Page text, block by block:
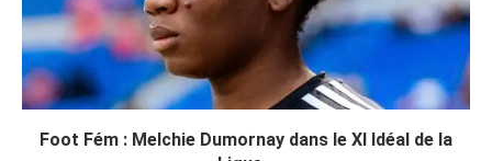
Foot Fém : Melchie Dumornay dans le XI Idéal de la